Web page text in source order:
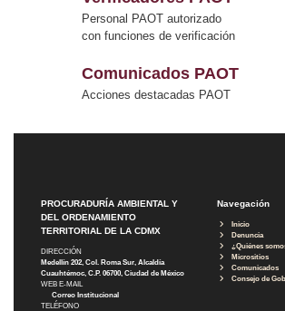
Personal PAOT autorizado
con funciones de verificación
Comunicados PAOT
Acciones destacadas PAOT
PROCURADURÍA AMBIENTAL Y
DEL ORDENAMIENTO
TERRITORIAL DE LA CDMX
DIRECCIÓN
Medellín 202, Col. Roma Sur, Alcaldía
Cuauhtémoc, C.P. 06700, Ciudad de México
WEB E-MAIL
Correo Institucional
TELÉFONO
Navegación
Inicio
Denuncia
¿Quiénes
Micrositios
Comunicados
Consejo de